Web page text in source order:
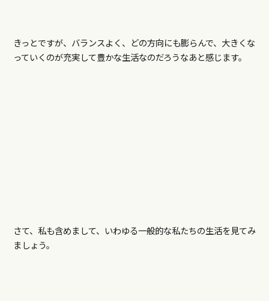
きっとですが、バランスよく、どの方向にも膨らんで、大きくな
っていくのが充実して豊かな生活なのだろうなあと感じます。
さて、私も含めまして、いわゆる一般的な私たちの生活を見てみ
ましょう。